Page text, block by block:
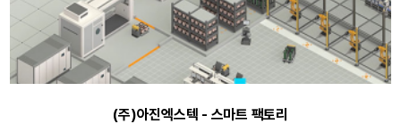
(주)아진엑스텍 - 스마트 팩토리